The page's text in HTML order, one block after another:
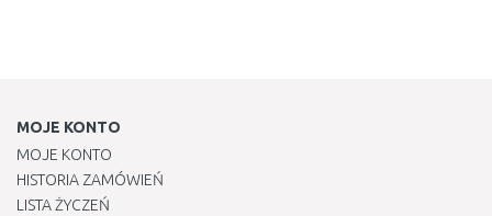
MOJE KONTO
MOJE KONTO
HISTORIA ZAMÓWIEŃ
LISTA ŻYCZEŃ